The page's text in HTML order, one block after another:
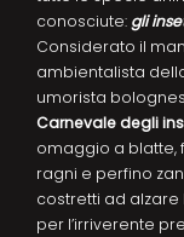
conosciute: gli
Considerato il
ambientalista
umorista
Carnevale degli
omaggio a blatte,
ragni e perfino
costretti ad alzare
per l’irriverente